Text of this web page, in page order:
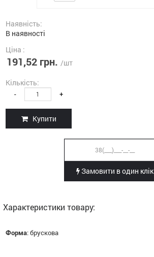
Наявність:
В наявності
Ціна :
191,52 грн. /шт
Кількість:
- +
Купити
Замовити в один клік
Характеристики товару:
Форма:брускова